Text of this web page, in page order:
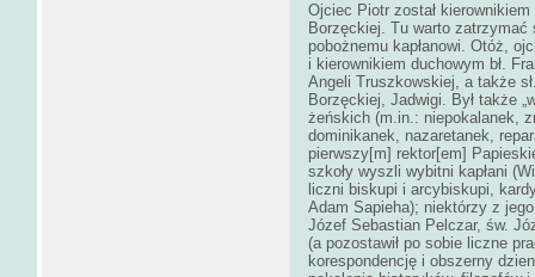
Ojciec Piotr został
Borzęckiej. Tu warto zatrzymać
pobożnemu kapłanowi. Otóż,
i kierownikiem duchowym bł.
Angeli Truszkowskiej, a także
Borzęckiej, Jadwigi. Był także
żeńskich (m.in.: niepokalanek,
dominikanek, nazaretanek,
pierwszy[m] rektor[em]
szkoły wyszli wybitni kapłani
liczni biskupi i arcybiskupi,
Adam Sapieha); niektórzy z
Józef Sebastian Pelczar, św.
(a pozostawił po sobie liczne
korespondencję i obszerny